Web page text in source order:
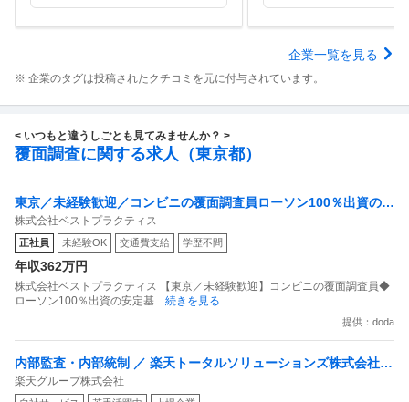
企業一覧を見る
※ 企業のタグは投稿されたクチコミを元に付与されています。
< いつもと違うしごとも見てみませんか？ >
覆面調査に関する求人（東京都）
東京／未経験歓迎／コンビニの覆面調査員ローソン100％出資の安
定基盤／月５日在宅／残業月10時間
株式会社ベストプラクティス
正社員 未経験OK 交通費支給 学歴不問
年収362万円
株式会社ベストプラクティス 【東京／未経験歓迎】コンビニの覆面調査員◆
ローソン100％出資の安定基 …続きを見る
提供：doda
内部監査・内部統制 ／ 楽天トータルソリューションズ株式会社
戦略事業コンプライアンス支援部 業務統制支援課：ショップコン
楽天グループ株式会社